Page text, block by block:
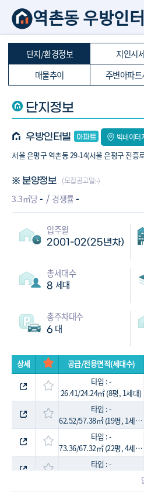
역촌동 우방인
단지/환경정보 지인시
매물추이
주변아파트
단지정보
우방인터빌 빅데이터
서울 은평구 역촌동 29-14(서울 은평구 진흥
※ 분양정보 (모집공고일:-)
3.3㎡당- 경쟁률 -
입주월
2001-02(25년차)
총세대수
8 세대
총주차대수
6 대
상세 공급/전용면적(세대수)
타입 : -
26.41/24.24㎡ (8평, 1세대)
타입 : -
62.52/57.38㎡ (19평, 1세대)
타입 : -
73.36/67.32㎡ (22평, 4세대)
타입 : -
타입 : -